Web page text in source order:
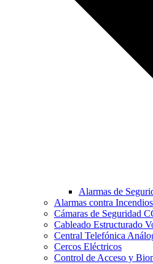
Alarmas de
Alarmas contra Incendios
Cámaras de Seguridad
Cableado Estructurado
Central Telefónica
Cercos Eléctricos
Control de Acceso y